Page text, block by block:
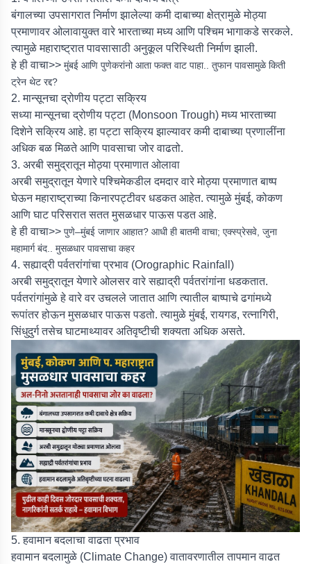
बंगालच्या उपसागरात निर्माण झालेल्या कमी दाबाच्या क्षेत्रामुळे मोठ्या
प्रमाणावर ओलावायुक्त वारे भारताच्या मध्य आणि पश्चिम भागाकडे सरकले.
त्यामुळे महाराष्ट्रात पावसासाठी अनुकूल परिस्थिती निर्माण झाली.
हे ही वाचा>> मुंबई आणि पुणेकरांनो आता फक्त वाट पाहा.. तुफान पावसामुळे किती
ट्रेन थेट रद्द?
2. मान्सूनचा द्रोणीय पट्टा सक्रिय
सध्या मान्सूनचा द्रोणीय पट्टा (Monsoon Trough) मध्य भारताच्या
दिशेने सक्रिय आहे. हा पट्टा सक्रिय झाल्यावर कमी दाबाच्या प्रणालींना
अधिक बळ मिळते आणि पावसाचा जोर वाढतो.
3. अरबी समुद्रातून मोठ्या प्रमाणात ओलावा
अरबी समुद्रातून येणारे पश्चिमेकडील दमदार वारे मोठ्या प्रमाणात बाष्प
घेऊन महाराष्ट्राच्या किनारपट्टीवर धडकत आहेत. त्यामुळे मुंबई, कोकण
आणि घाट परिसरात सतत मुसळधार पाऊस पडत आहे.
हे ही वाचा>> पुणे–मुंबई जाणार आहात? आधी ही बातमी वाचा; एक्स्प्रेसवे, जुना
महामार्ग बंद.. मुसळधार पावसाचा कहर
4. सह्याद्री पर्वतरांगांचा प्रभाव (Orographic Rainfall)
अरबी समुद्रातून येणारे ओलसर वारे सह्याद्री पर्वतरांगांना धडकतात.
पर्वतरांगांमुळे हे वारे वर उचलले जातात आणि त्यातील बाष्पाचे ढगांमध्ये
रूपांतर होऊन मुसळधार पाऊस पडतो. त्यामुळे मुंबई, रायगड, रत्नागिरी,
सिंधुदुर्ग तसेच घाटमाथ्यावर अतिवृष्टीची शक्यता अधिक असते.
5. हवामान बदलाचा वाढता प्रभाव
हवामान बदलामुळे (Climate Change) वातावरणातील तापमान वाढत